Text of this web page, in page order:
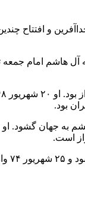
بازدید از سد
آل هاشم امام
بود.